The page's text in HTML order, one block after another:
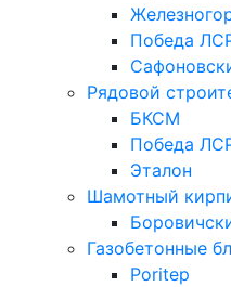
Победа
Рядовой
БКСМ
Победа
Эталон
Шамотный
Газобетонные
Poritep